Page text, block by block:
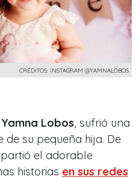
CRÉDITOS: INSTAGRAM @YAMNALOBOS
Lobos, sufrió una
su pequeña hija. De
el adorable
historias en sus redes